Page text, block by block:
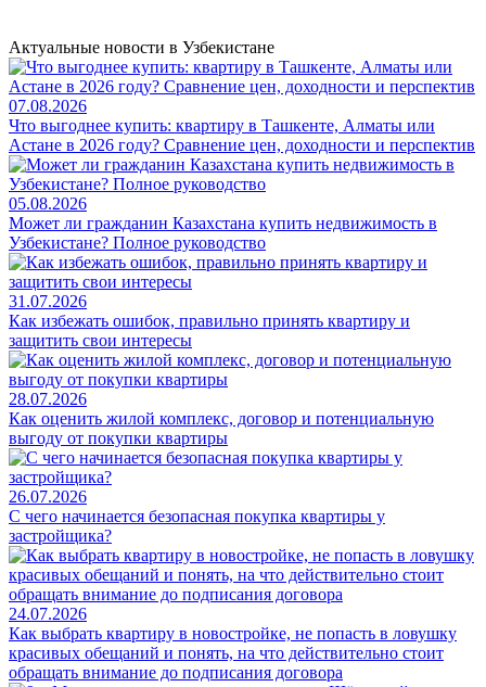
Актуальные новости в Узбекистане
07.08.2026
Что выгоднее купить: квартиру в Ташкенте, Алматы или
Астане в 2026 году? Сравнение цен, доходности и перспектив
05.08.2026
Может ли гражданин Казахстана купить недвижимость в
Узбекистане? Полное руководство
31.07.2026
Как избежать ошибок, правильно принять квартиру и
защитить свои интересы
28.07.2026
Как оценить жилой комплекс, договор и потенциальную
выгоду от покупки квартиры
26.07.2026
С чего начинается безопасная покупка квартиры у
застройщика?
24.07.2026
Как выбрать квартиру в новостройке, не попасть в ловушку
красивых обещаний и понять, на что действительно стоит
обращать внимание до подписания договора